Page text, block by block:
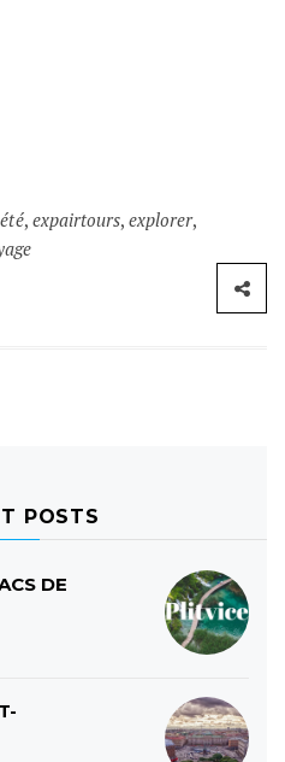
été, expairtours, explorer,
POSTS
DE